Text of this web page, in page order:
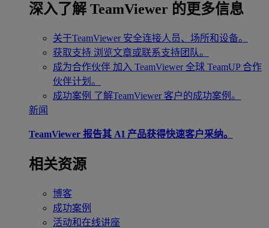
深入了解 TeamViewer 的更多信息
关于TeamViewer 安全连接人员、场所和设备。
获取支持 浏览文章或联系支持团队。
成为合作伙伴 加入 TeamViewer 全球 TeamUP 合作
伙伴计划。
成功案例 了解TeamViewer 客户的成功案例。
新闻
TeamViewer 报告其 AI 产品获得快速客户采纳。
相关资源
博客
成功案例
活动和在线讲座